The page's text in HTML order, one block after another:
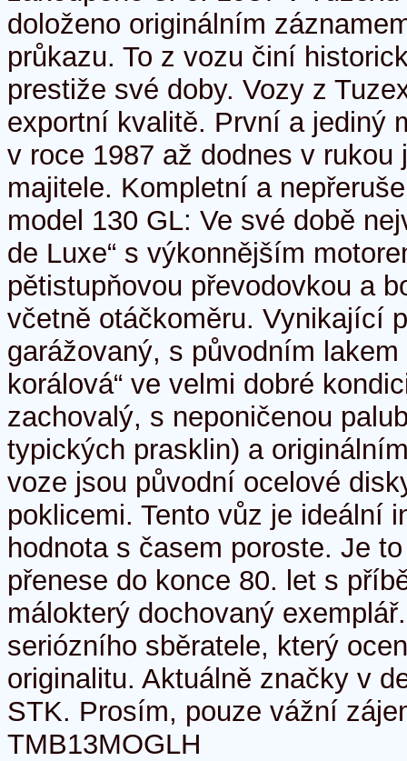
doloženo originálním
průkazu. To z vozu činí
prestiže své doby. Vozy z
exportní kvalitě. První a jediný
v roce 1987 až dodnes v rukou
majitele. Kompletní a
model 130 GL: Ve své době
de Luxe“ s výkonnějším
pětistupňovou převodovkou a
včetně otáčkoměru. Vynikající
garážovaný, s původním lakem
korálová“ ve velmi dobré
zachovalý, s neponičenou
typických prasklin) a
voze jsou původní ocelové
poklicemi. Tento vůz je ideální
hodnota s časem poroste. Je
přenese do konce 80. let s
málokterý dochovaný
seriózního sběratele, který
originalitu. Aktuálně značky v
STK. Prosím, pouze vážní
TMB13MOGLH